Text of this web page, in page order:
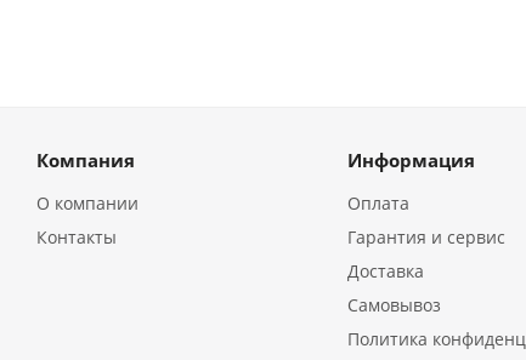
Компания
О компании
Контакты
Информация
Оплата
Гарантия и сервис
Доставка
Самовывоз
Политика